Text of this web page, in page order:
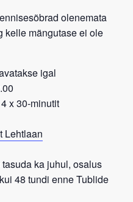
olenemata
kelle mängutase ei ole
igal
x 30-minutit
Lehtlaan
ka juhul, osalus
48 tundi enne Tublide